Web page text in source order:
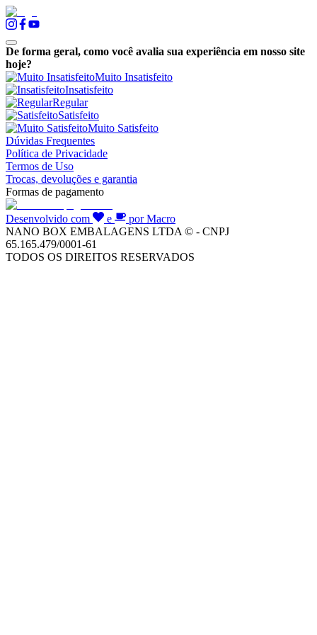
De forma geral, como você avalia sua experiência em nosso site
hoje?
Muito Insatisfeito
Insatisfeito
Regular
Satisfeito
Muito Satisfeito
Dúvidas Frequentes
Política de Privacidade
Termos de Uso
Trocas, devoluções e garantia
Formas de pagamento
Desenvolvido com e
por Macro
NANO BOX EMBALAGENS LTDA © - CNPJ
65.165.479/0001-61
TODOS OS DIREITOS RESERVADOS